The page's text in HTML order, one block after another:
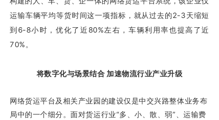
运输车辆平均等货时间这一项指标，就从过去的2-3天缩短
到6-8小时，优化了近80%左右，车辆利用率也提高了近
70%。
将数字化与场景结合 加速物流行业产业升级
网络货运平台及相关产业园的建设仅是中交兴路整体业务布
局中的一个细分。面对货运行业“多、小、散、弱”、运输费